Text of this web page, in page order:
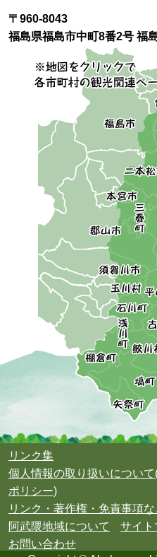
〒960-8043
福島県福島市中町8番2号 福
リンク集
個人情報の取り扱いについ
ポリシー)
リンク・著作権・免責事項
阿武隈地域について
サイト
お問い合わせ